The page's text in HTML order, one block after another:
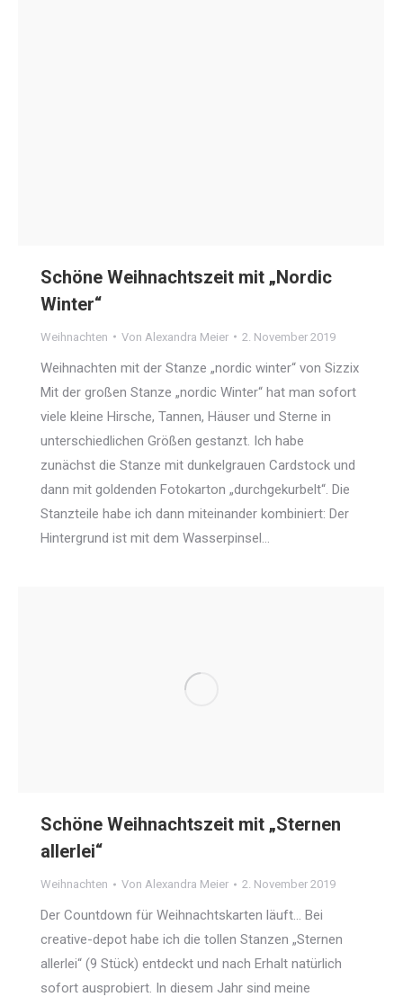
Schöne Weihnachtszeit mit „Nordic
Winter“
Weihnachten Von Alexandra Meier 2. November 2019
Weihnachten mit der Stanze „nordic winter“ von Sizzix
Mit der großen Stanze „nordic Winter“ hat man sofort
viele kleine Hirsche, Tannen, Häuser und Sterne in
unterschiedlichen Größen gestanzt. Ich habe
zunächst die Stanze mit dunkelgrauen Cardstock und
dann mit goldenden Fotokarton „durchgekurbelt“. Die
Stanzteile habe ich dann miteinander kombiniert: Der
Hintergrund ist mit dem Wasserpinsel…
Schöne Weihnachtszeit mit „Sternen
allerlei“
Weihnachten Von Alexandra Meier 2. November 2019
Der Countdown für Weihnachtskarten läuft… Bei
creative-depot habe ich die tollen Stanzen „Sternen
allerlei“ (9 Stück) entdeckt und nach Erhalt natürlich
sofort ausprobiert. In diesem Jahr sind meine